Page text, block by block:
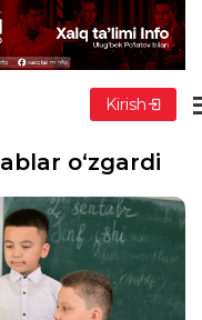
Kirish
o‘zgardi